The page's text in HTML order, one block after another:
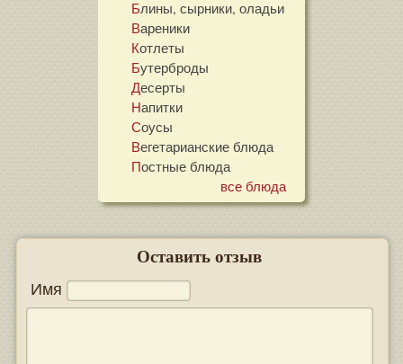
Блины, сырники, оладьи
Вареники
Котлеты
Бутерброды
Десерты
Напитки
Соусы
Вегетарианские блюда
Постные блюда
все блюда
Оставить отзыв
Имя